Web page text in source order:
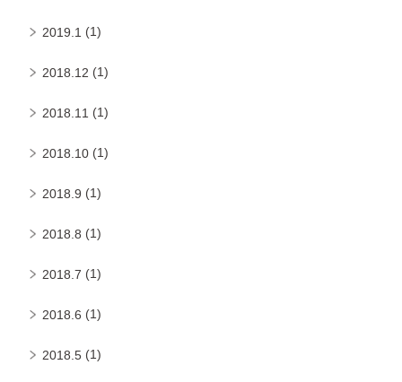
2019.1 (1)
2018.12 (1)
2018.11 (1)
2018.10 (1)
2018.9 (1)
2018.8 (1)
2018.7 (1)
2018.6 (1)
2018.5 (1)